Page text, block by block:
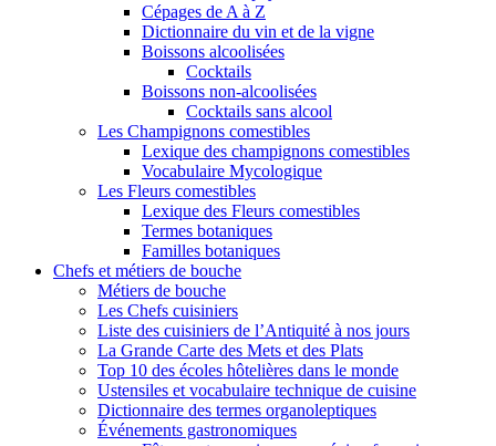
Cépages de A à Z
Dictionnaire du vin et de la vigne
Boissons alcoolisées
Cocktails
Boissons non-alcoolisées
Cocktails sans alcool
Les Champignons comestibles
Lexique des champignons comestibles
Vocabulaire Mycologique
Les Fleurs comestibles
Lexique des Fleurs comestibles
Termes botaniques
Familles botaniques
Chefs et métiers de bouche
Métiers de bouche
Les Chefs cuisiniers
Liste des cuisiniers de l’Antiquité à nos jours
La Grande Carte des Mets et des Plats
Top 10 des écoles hôtelières dans le monde
Ustensiles et vocabulaire technique de cuisine
Dictionnaire des termes organoleptiques
Événements gastronomiques